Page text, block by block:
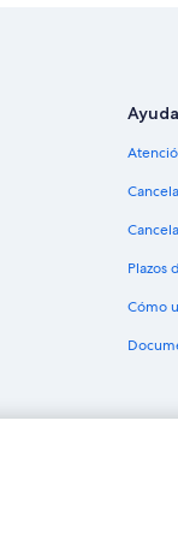
Ayuda
Plazos
Cómo
marcas comerciales de